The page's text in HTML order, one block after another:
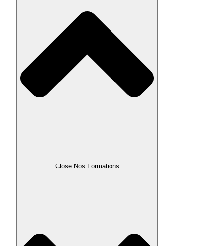
Close Nos Formations